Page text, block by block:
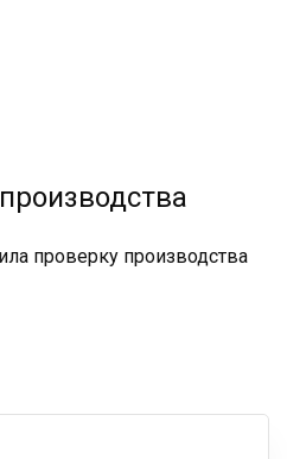
проверку производства